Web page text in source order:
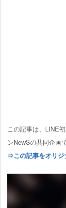
この記事は、LINE
ンNewSの共同企画
⇒この記事をオリジ